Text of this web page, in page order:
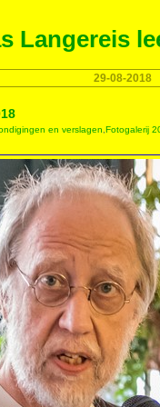
Langereis
29-08-2018
en verslagen Fotogalerij